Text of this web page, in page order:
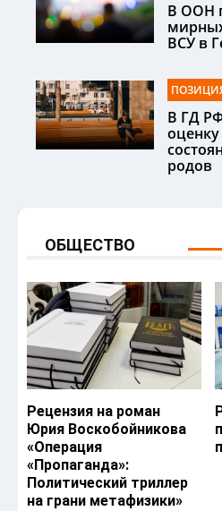
В ООН
ВСУ в
В ГД
оценку
родов
ОБЩЕСТВО
Рецензия на роман
Юрия Воскобойникова
«Операция
«Пропаганда»:
Политический триллер
на грани метафизики»